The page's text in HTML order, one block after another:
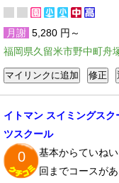
月謝 5,280 円～
福岡県久留米市野中町舟
イトマン スイミングス
ツスクール
0
基本からていね
回までコースが